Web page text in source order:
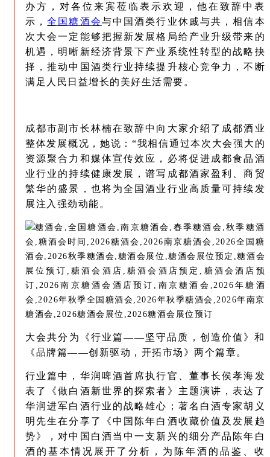
办方，对各位来宾莅临表示欢迎，他在致辞中表
示，全国糖酒会与中国酒类行业休戚与共，相信本
次大会一定能够把握新发展格局给产业升级带来的
机遇，明晰新经济背景下产业系统性转型的战略抉
择，推动中国酒类行业持续提升核心竞争力，不断
满足人民日益增长的美好生活需要。
成都市副市长林楠在致辞中向大家介绍了成都酒业
整体发展概况，她说：“我相信通过本次大会强大的
资源聚合力和媒体宣传效应，必将促进成都食品酒
业行业的持续健康发展，谱写成都酒家盈利、商贸
繁华的盛景，也将为全国酒业行业高质量可持续发
展注入强劲动能。
大会共分为《行业篇——坚守品质，创造价值》和
《品牌篇——创新驱动，开拓市场》两个篇章。
行业篇中，华润啤酒首席执行官、董事长侯孝海发
表了《做白酒新世界的探索者》主题演讲，表达了
华润进军白酒行业的战略雄心；著名白酒专家胡义
明先生在分享了《中国陈年白酒收藏价值及发展趋
势》，对中国白酒当中一支新兴的细分产品陈年白
酒的基本情况展开了分析，为陈年酒的品鉴、收